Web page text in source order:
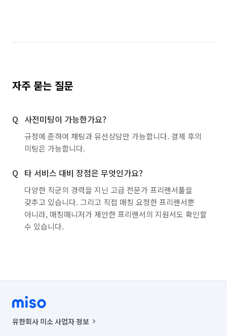
서울 광진구
서울 동작구 서울 마포구
서울 서초구 서울 성동구
서울 용산구 서울 은평구 서울 종로구
서울 중구 서울 중랑구 인천 강화군
인천 계양구
자주 묻는 질문
사전미팅이 가능한가요?
규정에 준하여 채팅과 유선상담만 가능합니다. 결제 후의
미팅은 가능합니다.
타 서비스 대비 장점은 무엇인가요?
다양한 직군의 경력을 지닌 고급 전문가 프리랜서풀을
갖추고 있습니다. 그리고 직접 매칭 요청한 프리랜서뿐
아니라, 매칭매니저가 제안한 프리랜서의 지원서도 확인할
수 있습니다.
유한회사 미소 사업자 정보